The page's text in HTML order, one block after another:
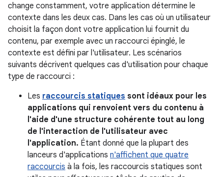
change constamment, votre application détermine le
contexte dans les deux cas. Dans les cas où un utilisateur
choisit la façon dont votre application lui fournit du
contenu, par exemple avec un raccourci épinglé, le
contexte est défini par l'utilisateur. Les scénarios
suivants décrivent quelques cas d'utilisation pour chaque
type de raccourci :
Les raccourcis statiques sont idéaux pour les
applications qui renvoient vers du contenu à
l'aide d'une structure cohérente tout au long
de l'interaction de l'utilisateur avec
l'application. Étant donné que la plupart des
lanceurs d'applications n'affichent que quatre
raccourcis à la fois, les raccourcis statiques sont